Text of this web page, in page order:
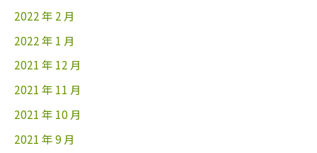
2022 年 2 月
2022 年 1 月
2021 年 12 月
2021 年 11 月
2021 年 10 月
2021 年 9 月